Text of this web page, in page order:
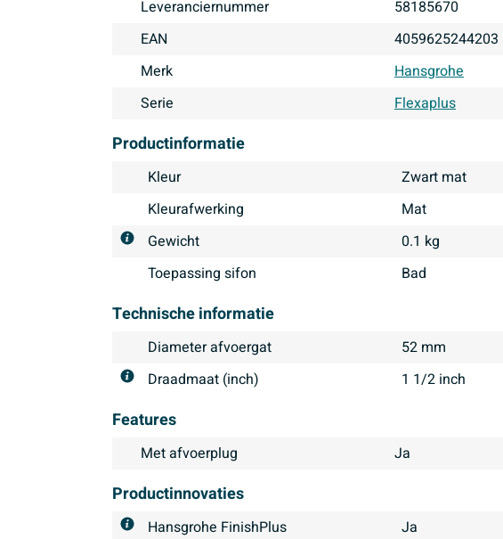
Leveranciernummer
58185670
EAN
4059625244203
Merk
Hansgrohe
Serie
Flexaplus
Productinformatie
Kleur
Zwart mat
Kleurafwerking
mat
Gewicht
0.1 kg
Toepassing sifon
bad
Technische informatie
Diameter afvoergat
52 mm
Draadmaat (inch)
1 1/2 inch
Features
Met afvoerplug Ja
Productinnovaties
Hansgrohe FinishPlus Ja